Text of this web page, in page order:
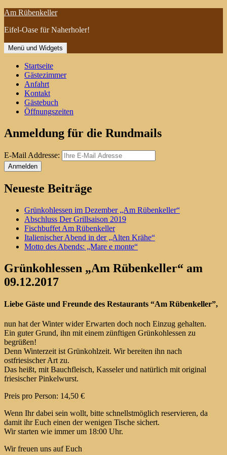
Zum
springen
Am Rübenkeller
Eifel-Oase für Naherholer!
Menü und Widgets
Startseite
Gästezimmer
Anfahrt
Kontakt
Gästebuch
Öffnungszeiten
Anmeldung für die Rundmails
E-Mail Addresse:
Neueste Beiträge
Grünkohlessen im Dezember „Am Rübenkeller“
Abschluss Der Grillsaison 2019
Fischbuffet Am Rübenkeller
Italienischer Abend in der „Alten Krähe“
Motto des Abends: „Mare e monte“
Grünkohlessen „Am Rübenkeller“ am
09.12.2017
Liebe Gäste und Freunde des Restaurants “Am Rübenkeller”,
nun hat der Winter wider Erwarten doch noch Einzug gehalten.
Ein guter Grund, ihn mit einem zünftigen Grünkohlessen zu
begrüßen!
Denn Winterzeit ist Grünkohlzeit. Wir bereiten ihn nach
ostfriesischer Art zu.
Das heißt, mit Bauchfleisch, Kasseler und natürlich mit original
friesischer Pinkelwurst.
Preis pro Person: 14,50 €
Wenn Ihr dabei sein wollt, bitte schnellstmöglich reservieren, da
damit ihr Euch einen der wenigen Tische sichert.
Wir starten wie immer um 18:00 Uhr.
Wir freuen uns auf Euch